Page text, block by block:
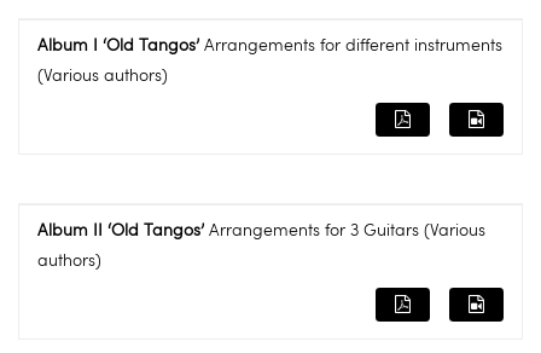
Album I ‘Old Tangos’ Arrangements for different instruments
(Various authors)
Album II ‘Old Tangos’ Arrangements for 3 Guitars (Various
authors)